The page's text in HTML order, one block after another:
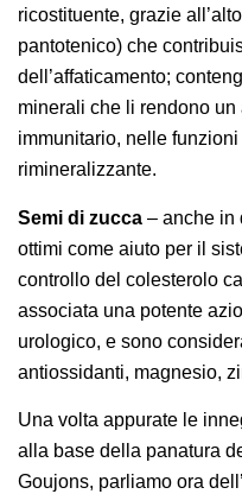
ricostituente, grazie
pantotenico) che
dell’affaticamento;
minerali che li rendono
immunitario, nelle
rimineralizzante.
Semi di zucca – anche in
ottimi come aiuto per il
controllo del colesterolo
associata una potente
urologico, e sono
antiossidanti, magnesio,
Una volta appurate le
alla base della panatura
Goujons, parliamo ora